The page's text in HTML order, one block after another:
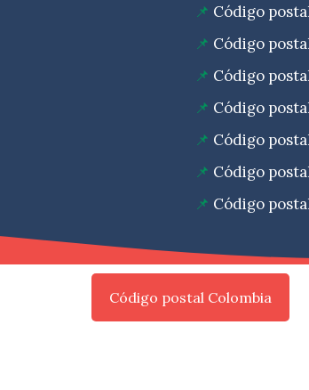
Código
Código
Código
Código
Código
Código
Código
Código postal Colombia